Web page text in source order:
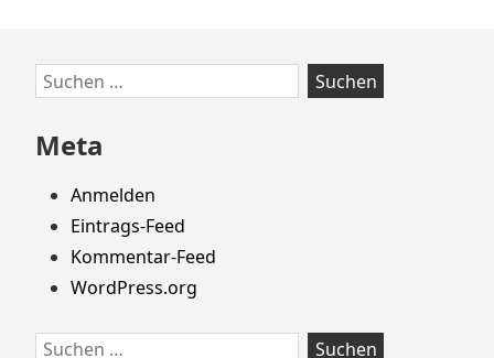
Zum
Footer
springen
Suchen
nach:
Meta
Anmelden
Eintrags-Feed
Kommentar-Feed
WordPress.org
Suchen